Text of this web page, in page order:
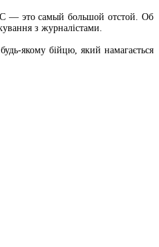
— это самый большой отстой. Об
з журналістами.
якому бійцю, який намагається